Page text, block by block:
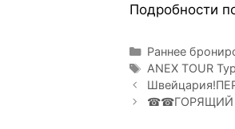
Подробности
Раннее
ANEX TOUR
☎☎ГОРЯЩИЙ